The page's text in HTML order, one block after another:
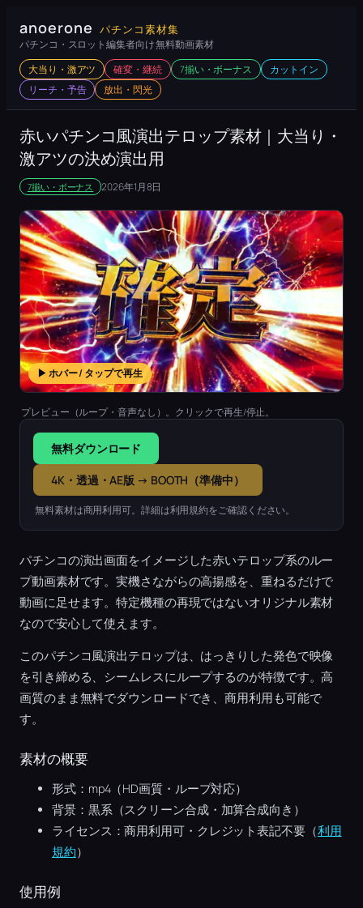
容
ス
キ
プ
anoerone パチンコ素材集
パチンコ・スロット編集者向け 無料動画素材
大当り・激アツ 確変・継続 7揃い・ボーナス
カットイン
リーチ・予告
放出・閃光
赤いパチンコ風演出テロップ素材｜大当り・
激アツの決め演出用
7揃い・ボーナス 2026年1月8日
▶ ホバー / タップで再生
プレビュー（ループ・音声なし）。クリックで再生/停止。
無料ダウンロード
4K・透過・AE版 → BOOTH（準備中）
無料素材は商用利用可。詳細は利用規約をご確認ください。
パチンコの演出画面をイメージした赤いテロップ系のルー
プ動画素材です。実機さながらの高揚感を、重ねるだけで
動画に足せます。特定機種の再現ではないオリジナル素材
なので安心して使えます。
このパチンコ風演出テロップは、はっきりした発色で映像
を引き締める、シームレスにループするのが特徴です。高
画質のまま無料でダウンロードでき、商用利用も可能で
す。
素材の概要
形式：mp4（HD画質・ループ対応）
背景：黒系（スクリーン合成・加算合成向き）
ライセンス：商用利用可・クレジット表記不要（利用
規約）
使用例